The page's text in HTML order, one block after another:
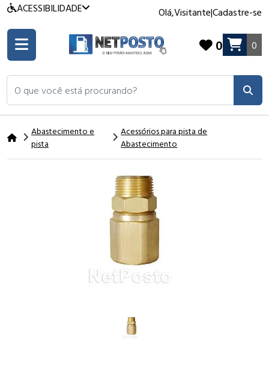
ACESSIBILIDADE Olá,Visitante|Cadastre-se
O que você está procurando?
0 0
Abastecimento e
pista
Acessórios para pista de
Abastecimento